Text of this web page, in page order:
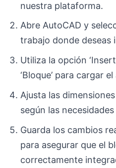
nuestra plataforma.
Abre AutoCAD y
trabajo donde deseas
Utiliza la opción
‘Bloque’ para cargar
Ajusta las
según las
Guarda los cambios
para asegurar que el
correctamente